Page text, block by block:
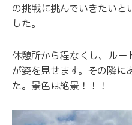
の挑戦に挑んでいきたいと
した。
休憩所から程なくし、ルー
が姿を見せます。その隣に
た。景色は絶景！！！